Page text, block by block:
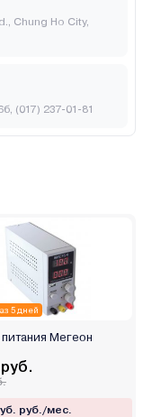
Chung Ho City,
(017) 237-01-81
5 дней
Мегеон
руб./мес.